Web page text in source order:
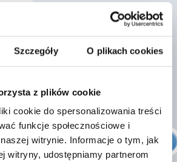
Szczegóły O plikach cookies
z plików cookie
cookie do spersonalizowania treści
funkcje społecznościowe i
witrynie. Informacje o tym, jak
witryny, udostępniamy partnerom
„współpraca na wysokim
zaskoczony
Zobacz nasze oceny w
Google
Znajdź prawnika